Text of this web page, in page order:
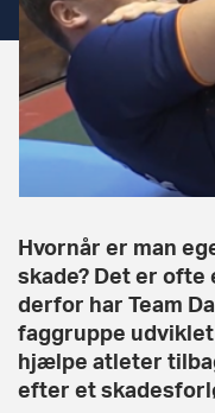
Hvornår er man
skade? Det er ofte
derfor har Team
faggruppe
hjælpe atleter
efter et